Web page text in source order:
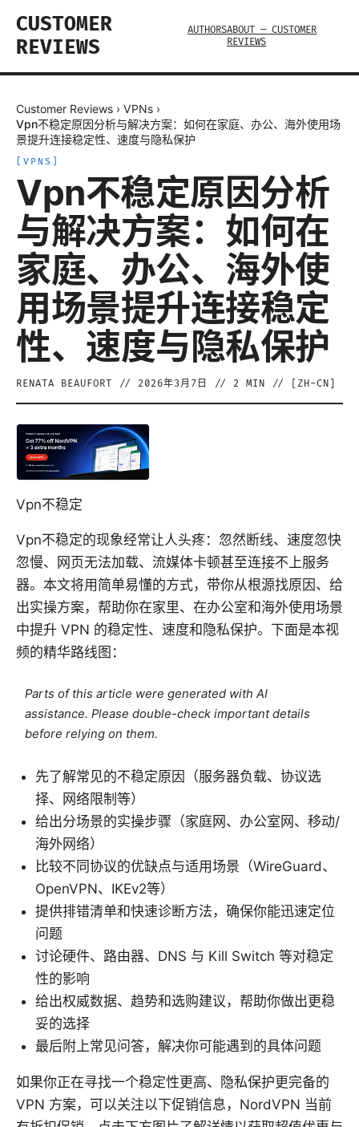
CUSTOMER
REVIEWS
AUTHORSABOUT — CUSTOMER
REVIEWS
Customer Reviews › VPNs ›
Vpn不稳定原因分析与解决方案：如何在家庭、办公、海外使用场
景提升连接稳定性、速度与隐私保护
VPNS
Vpn不稳定原因分析
与解决方案：如何在
家庭、办公、海外使
用场景提升连接稳定
性、速度与隐私保护
RENATA BEAUFORT // 2026年3月7日 // 2 MIN // [ ZH-CN
Vpn不稳定
Vpn不稳定的现象经常让人头疼：忽然断线、速度忽快
忽慢、网页无法加载、流媒体卡顿甚至连接不上服务
器。本文将用简单易懂的方式，带你从根源找原因、给
出实操方案，帮助你在家里、在办公室和海外使用场景
中提升 VPN 的稳定性、速度和隐私保护。下面是本视
频的精华路线图：
Parts of this article were generated with AI
assistance. Please double-check important details
before relying on them.
先了解常见的不稳定原因（服务器负载、协议选
择、网络限制等）
给出分场景的实操步骤（家庭网、办公室网、移动/
海外网络）
比较不同协议的优缺点与适用场景（WireGuard、
OpenVPN、IKEv2等）
提供排错清单和快速诊断方法，确保你能迅速定位
问题
讨论硬件、路由器、DNS 与 Kill Switch 等对稳定
性的影响
给出权威数据、趋势和选购建议，帮助你做出更稳
妥的选择
最后附上常见问答，解决你可能遇到的具体问题
如果你正在寻找一个稳定性更高、隐私保护更完备的
VPN 方案，可以关注以下促销信息，NordVPN 当前